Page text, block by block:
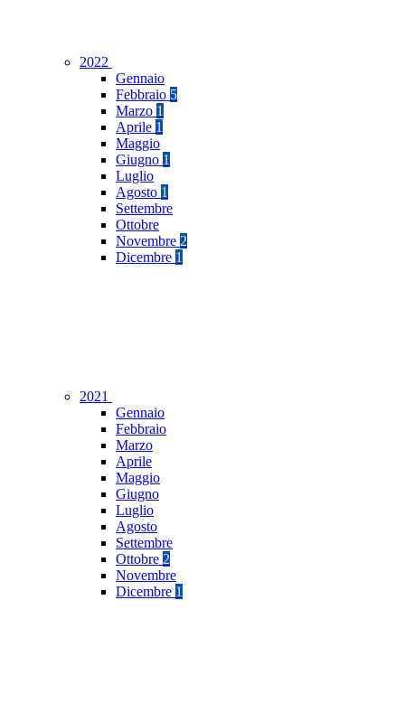
2022
Gennaio
Febbraio 5
Marzo 1
Aprile 1
Maggio
Giugno 1
Luglio
Agosto 1
Settembre
Ottobre
Novembre 2
Dicembre 1
2021
Gennaio
Febbraio
Marzo
Aprile
Maggio
Giugno
Luglio
Agosto
Settembre
Ottobre 2
Novembre
Dicembre 1